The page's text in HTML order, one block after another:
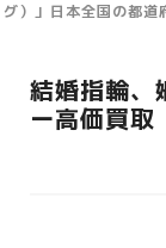
グ）」日本全国の都
結婚指輪、
ー高価買取